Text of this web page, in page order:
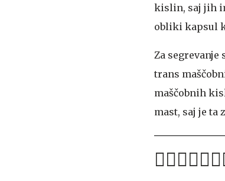
kislin, saj jih
obliki kapsul
Za
trans
maščobnih
mast, saj je ta